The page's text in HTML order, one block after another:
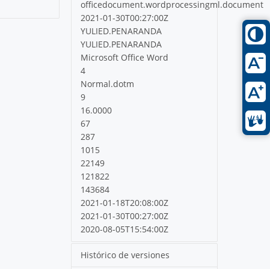
officedocument.wordprocessingml.document
2021-01-30T00:27:00Z
YULIED.PENARANDA
YULIED.PENARANDA
Microsoft Office Word
4
Normal.dotm
9
16.0000
67
287
1015
22149
121822
143684
2021-01-18T20:08:00Z
2021-01-30T00:27:00Z
2020-08-05T15:54:00Z
Histórico de versiones